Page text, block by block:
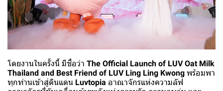
โดยงานในครั้งนี้ มีชื่อว่า The Official Launch of LUV Oat Milk
Thailand and Best Friend of LUV Ling Ling Kwong พร้อมพา
ทุกท่านเข้าสู่ดินแดน Luvtopia อาณาจักรแห่งความลัฟ